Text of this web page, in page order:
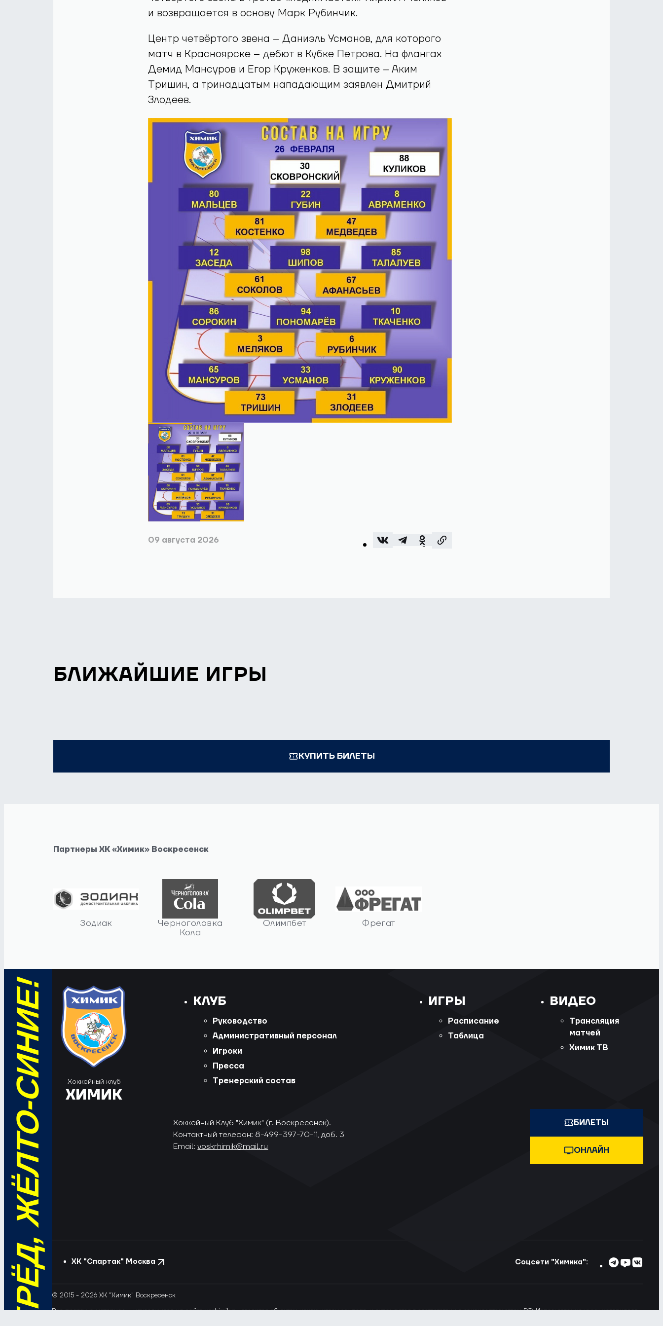
и возвращается в основу Марк Рубинчик.
Центр четвёртого звена – Даниэль Усманов, для которого
матч в Красноярске – дебют в Кубке Петрова. На флангах
Демид Мансуров и Егор Круженков. В защите – Аким
Тришин, а тринадцатым нападающим заявлен Дмитрий
Злодеев.
09 августа 2026
БЛИЖАЙШИЕ ИГРЫ
КУПИТЬ БИЛЕТЫ
Партнеры ХК «Химик» Воскресенск
Зодиак
Черноголовка
Кола
Олимпбет Фрегат
ВПЕРЁД, ЖЁЛТО-СИНИЕ! Хоккейный клуб
ХИМИК
КЛУБ
Руководство
Административный персонал
Игроки
Пресса
Тренерский состав
ИГРЫ
Расписание
Таблица
ВИДЕО
Трансляция
матчей
Химик ТВ
Хоккейный Клуб "Химик" (г. Воскресенск).
Контактный телефон: 8-499-397-70-11, доб. 3
Email:voskrhimik@mail.ru
БИЛЕТЫ
ОНЛАЙН
ХК "Спартак" Москва Соцсети "Химика":
© 2015 - 2026 ХК "Химик" Воскресенск
Все права на материалы, находящиеся на сайте voshimik.ru, являются объектом исключительных прав, и охраняются в соответствии с законодательством РФ. Использование иных материалов